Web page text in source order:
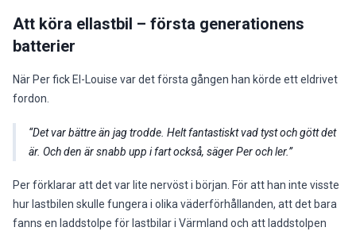
Att köra ellastbil – första generationens
batterier
När Per fick El-Louise var det första gången han körde ett eldrivet
fordon.
Det var bättre än jag trodde. Helt fantastiskt vad tyst och gött det
är. Och den är snabb upp i fart också, säger Per och ler.
Per förklarar att det var lite nervöst i början. För att han inte visste
hur lastbilen skulle fungera i olika väderförhållanden, att det bara
fanns en laddstolpe för lastbilar i Värmland och att laddstolpen